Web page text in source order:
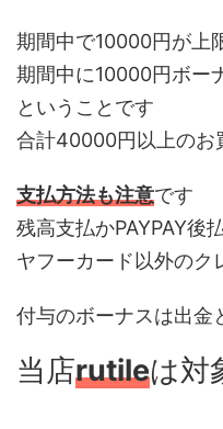
期間中で10000円が上
期間中に10000円ボー
ということです
合計40000円以上のお
支払方法も注意です
残高支払かPAYPAY後
ヤフーカード以外のク
付与のボーナスは出金
当店rutileは対